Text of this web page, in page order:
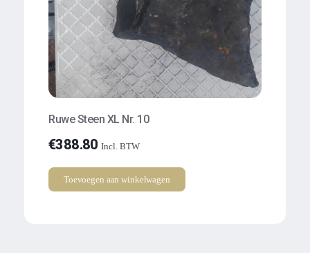
Ruwe Steen XL Nr. 10
€388.80 Incl. BTW
Toevoegen aan winkelwagen